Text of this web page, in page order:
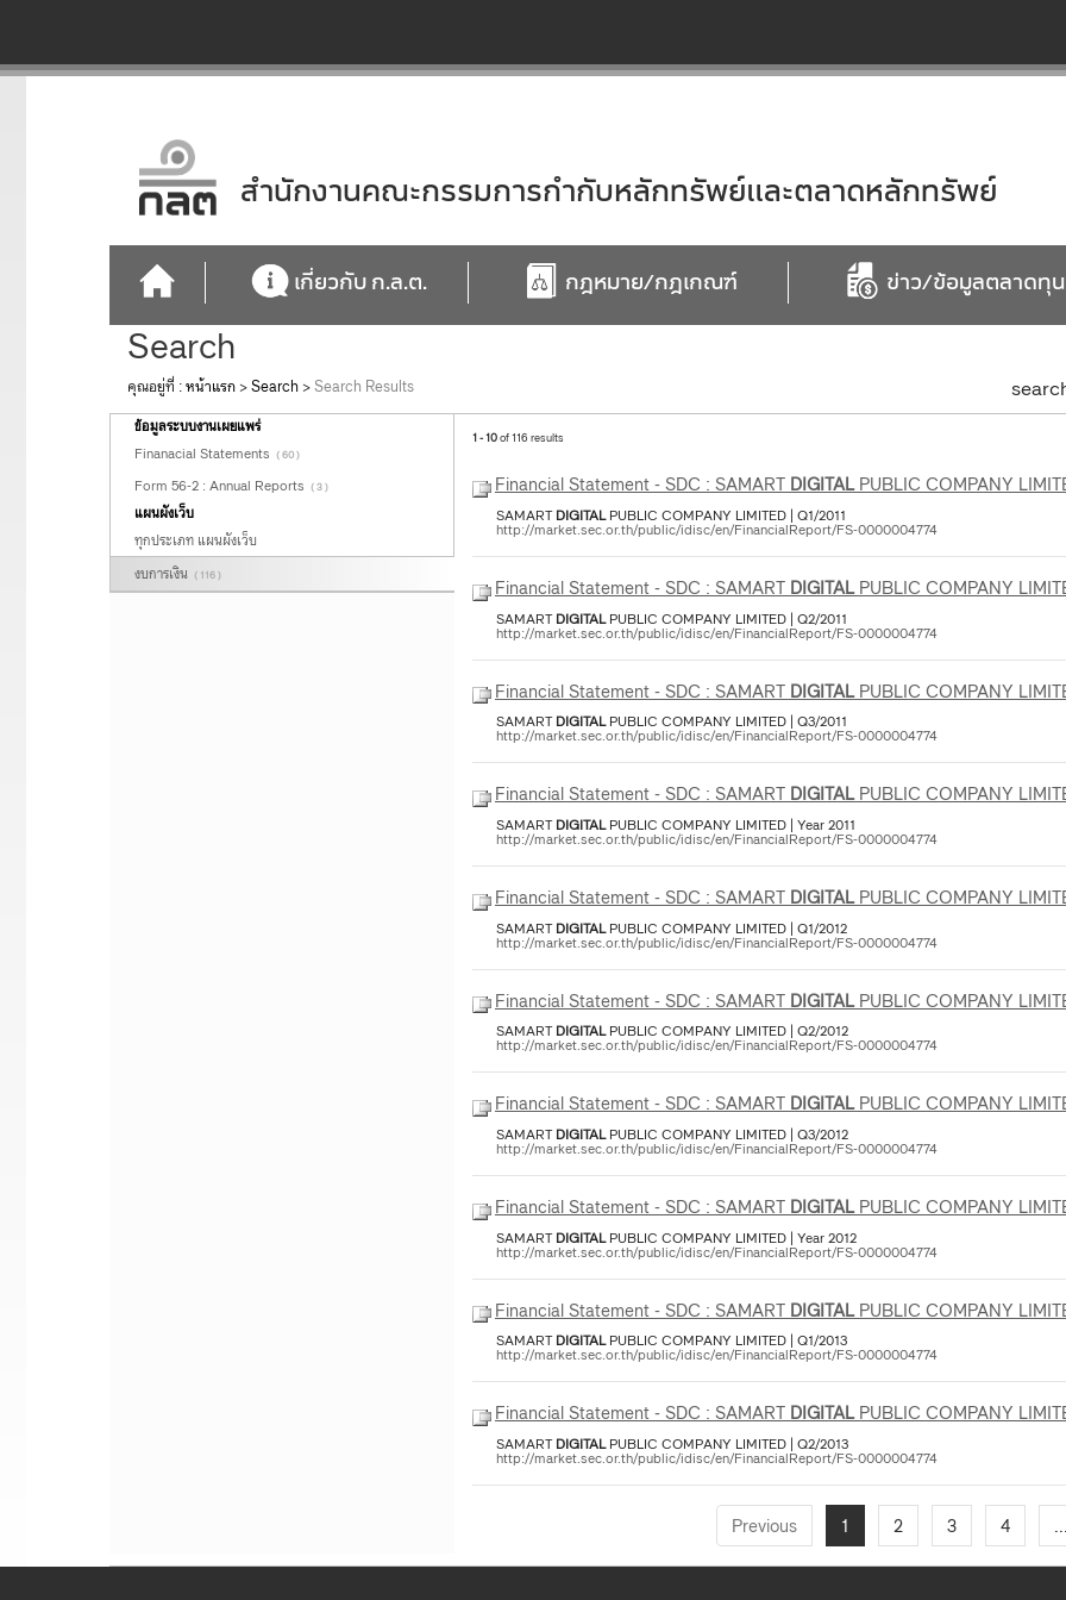
สำนักงานคณะกรรมการกำกับหลักทรัพย์และตลาดหลักทรัพย์
เกี่ยวกับ ก.ล.ต. กฎหมาย/กฎเกณฑ์ ข่าว/ข้อมูลตลาดทุน
Search
คุณอยู่ที่ :หน้าแรก >Search >Search Results
ข้อมูลระบบงานเผยแพร่
Finanacial Statements ( 60 )
Form 56-2 : Annual Reports ( 3 )
แผนผังเว็บ
ทุกประเภท แผนผังเว็บ
งบการเงิน ( 116 )
1 - 10of 116 results
Financial Statement - SDC : SAMART DIGITALPUBLIC COMPANY
SAMARTDIGITALPUBLIC COMPANY LIMITED | Q1/2011
http://market.sec.or.th/public/idisc/en/FinancialReport/FS-0000004774
Financial Statement - SDC : SAMART DIGITALPUBLIC COMPANY
SAMARTDIGITALPUBLIC COMPANY LIMITED | Q2/2011
http://market.sec.or.th/public/idisc/en/FinancialReport/FS-0000004774
Financial Statement - SDC : SAMART DIGITALPUBLIC COMPANY
SAMARTDIGITALPUBLIC COMPANY LIMITED | Q3/2011
http://market.sec.or.th/public/idisc/en/FinancialReport/FS-0000004774
Financial Statement - SDC : SAMART DIGITALPUBLIC COMPANY
SAMARTDIGITALPUBLIC COMPANY LIMITED | Year 2011
http://market.sec.or.th/public/idisc/en/FinancialReport/FS-0000004774
Financial Statement - SDC : SAMART DIGITALPUBLIC COMPANY
SAMARTDIGITALPUBLIC COMPANY LIMITED | Q1/2012
http://market.sec.or.th/public/idisc/en/FinancialReport/FS-0000004774
Financial Statement - SDC : SAMART DIGITALPUBLIC COMPANY
SAMARTDIGITALPUBLIC COMPANY LIMITED | Q2/2012
http://market.sec.or.th/public/idisc/en/FinancialReport/FS-0000004774
Financial Statement - SDC : SAMART DIGITALPUBLIC COMPANY
SAMARTDIGITALPUBLIC COMPANY LIMITED | Q3/2012
http://market.sec.or.th/public/idisc/en/FinancialReport/FS-0000004774
Financial Statement - SDC : SAMART DIGITALPUBLIC COMPANY
SAMARTDIGITALPUBLIC COMPANY LIMITED | Year 2012
http://market.sec.or.th/public/idisc/en/FinancialReport/FS-0000004774
Financial Statement - SDC : SAMART DIGITALPUBLIC COMPANY
SAMARTDIGITALPUBLIC COMPANY LIMITED | Q1/2013
http://market.sec.or.th/public/idisc/en/FinancialReport/FS-0000004774
Financial Statement - SDC : SAMART DIGITALPUBLIC COMPANY
SAMARTDIGITALPUBLIC COMPANY LIMITED | Q2/2013
http://market.sec.or.th/public/idisc/en/FinancialReport/FS-0000004774
Previous 1 2 3 4 ...